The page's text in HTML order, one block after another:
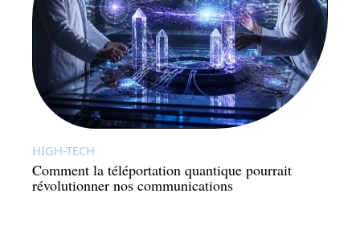
HIGH-TECH
Comment la téléportation quantique pourrait
révolutionner nos communications